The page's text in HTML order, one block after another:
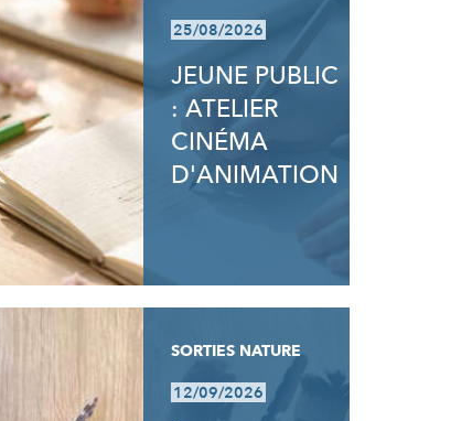
25/08/2026
JEUNE PUBLIC
: ATELIER
CINÉMA
D'ANIMATION
SORTIES NATURE
12/09/2026